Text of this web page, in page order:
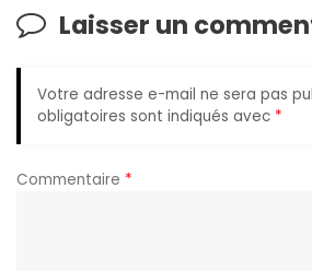
Laisser un
Votre adresse e-mail ne sera pas
obligatoires sont indiqués avec *
Commentaire *